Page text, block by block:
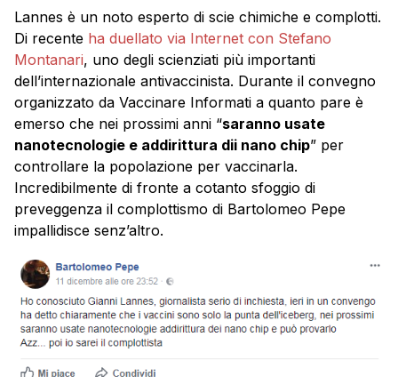
Lannes è un noto esperto di scie chimiche e complotti.
Di recente ha duellato via Internet con Stefano
Montanari, uno degli scienziati più importanti
dell’internazionale antivaccinista. Durante il convegno
organizzato da Vaccinare Informati a quanto pare è
emerso che nei prossimi anni “saranno usate
nanotecnologie e addirittura dii nano chip” per
controllare la popolazione per vaccinarla.
Incredibilmente di fronte a cotanto sfoggio di
preveggenza il complottismo di Bartolomeo Pepe
impallidisce senz’altro.